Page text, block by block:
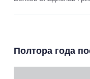
Полтора года